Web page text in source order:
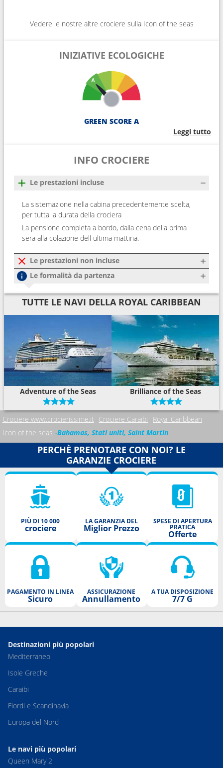
Vedere le nostre altre crociere sulla Icon of the seas
INIZIATIVE ECOLOGICHE
GREEN SCORE A
Leggi tutto
INFO CROCIERE
Le prestazioni incluse
La sistemazione nella cabina precedentemente scelta,
per tutta la durata della crociera
La pensione completa a bordo, dalla cena della prima
sera alla colazione dell ultima mattina.
Le prestazioni non incluse
Le formalità da partenza
TUTTE LE NAVI DELLA ROYAL CARIBBEAN
Adventure of the Seas Brilliance of the Seas
Crociere www.crocierissime.it Crociere Caraibi Royal Caribbean
Icon of the seas Bahamas, Stati uniti, Saint Martin
PERCHÈ PRENOTARE CON NOI? LE
GARANZIE CROCIERE
PIÙ DI 10 000
crociere
LA GARANZIA DEL
Miglior Prezzo
SPESE DI APERTURA
PRATICA
Offerte
PAGAMENTO IN LINEA
Sicuro
ASSICURAZIONE
Annullamento
A TUA DISPOSIZIONE
7/7 G
Destinazioni più popolari
Mediterraneo
Isole Greche
Caraibi
Fiordi e Scandinavia
Europa del Nord
Le navi più popolari
Queen Mary 2